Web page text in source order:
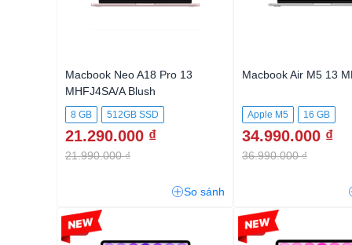
Macbook Neo A18 Pro 13
MHFJ4SA/A Blush
8 GB 512GB SSD
21.290.000 ₫
21.990.000 ₫
So sánh
Macbook Air M5 13
Apple M5
16 GB
512GB SSD
34.990.000 ₫
36.990.000 ₫
-5% -5%